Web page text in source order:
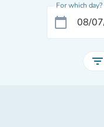
For which day?
calendar_today
filter_list